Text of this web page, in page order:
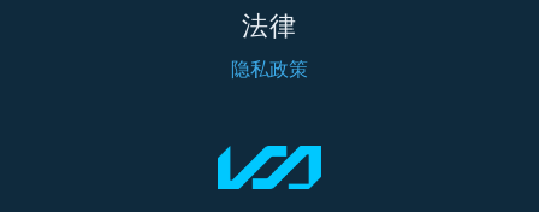
法律
隐私政策